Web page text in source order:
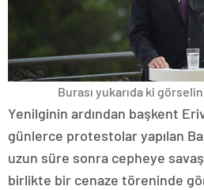
Burası yukarıda ki
Yenilginin ardından başkent
günlerce protestolar yapılan
uzun süre sonra cepheye
birlikte bir cenaze töreninde